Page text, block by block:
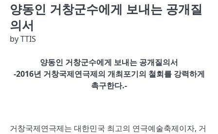
양동인 거창군수에게 보내는 공개질
의서
byTTIS
양동인 거창군수에게 보내는 공개질의서
-2016년 거창국제연극제의 개최포기의 철회를 강력하게
촉구한다.-
거창국제연극제는 대한민국 최고의 연극예술축제이자, 거